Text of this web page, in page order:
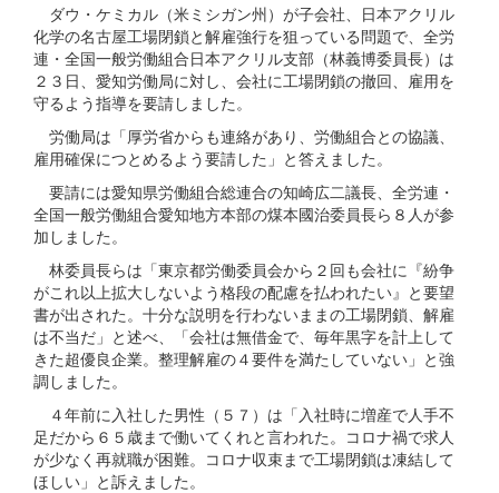
ダウ・ケミカル（米ミシガン州）が子会社、日本アクリル
化学の名古屋工場閉鎖と解雇強行を狙っている問題で、全労
連・全国一般労働組合日本アクリル支部（林義博委員長）は
２３日、愛知労働局に対し、会社に工場閉鎖の撤回、雇用を
守るよう指導を要請しました。
労働局は「厚労省からも連絡があり、労働組合との協議、
雇用確保につとめるよう要請した」と答えました。
要請には愛知県労働組合総連合の知崎広二議長、全労連・
全国一般労働組合愛知地方本部の煤本國治委員長ら８人が参
加しました。
林委員長らは「東京都労働委員会から２回も会社に『紛争
がこれ以上拡大しないよう格段の配慮を払われたい』と要望
書が出された。十分な説明を行わないままの工場閉鎖、解雇
は不当だ」と述べ、「会社は無借金で、毎年黒字を計上して
きた超優良企業。整理解雇の４要件を満たしていない」と強
調しました。
４年前に入社した男性（５７）は「入社時に増産で人手不
足だから６５歳まで働いてくれと言われた。コロナ禍で求人
が少なく再就職が困難。コロナ収束まで工場閉鎖は凍結して
ほしい」と訴えました。